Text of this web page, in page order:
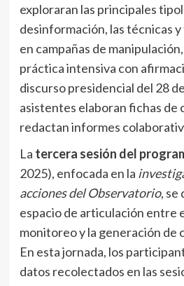
exploraran las principales
desinformación, las técnicas y
en campañas de
práctica intensiva con
discurso presidencial del 28
asistentes elaboran fichas
redactan informes
La tercera sesión del
2025), enfocada en la
acciones del Observatorio, se
espacio de articulación entre
monitoreo y la generación de
En esta jornada, los
datos recolectados en las